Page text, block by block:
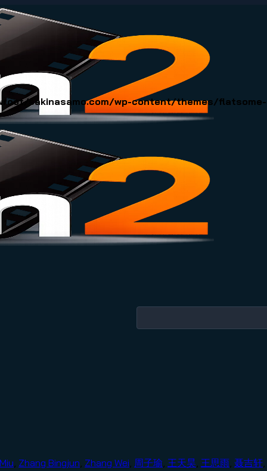
sakinasamo.com/wp-content/themes/
Zhang Bingjun Zhang Wei 周子瑜 王天昊 王思雨 聂吉轩